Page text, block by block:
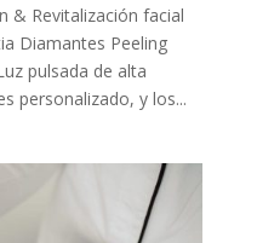
& Revitalización facial
Diamantes Peeling
pulsada de alta
personalizado, y los...